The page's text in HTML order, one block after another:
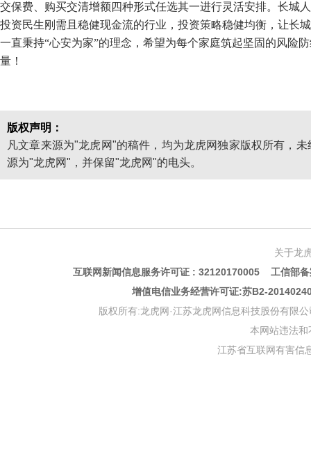
交保费、购买交清增额四种形式任选其一进行灵活安排。长城
投资民生刚需且稳健现金流的行业，投资策略稳健均衡，让长
一直秉持“心安为家”的理念，希望为每个家庭筑起坚固的风险
量！
版权声明：
凡文章来源为"龙虎网"的稿件，均为龙虎网独家版权所有，
源为"龙虎网"，并保留"龙虎网"的电头。
关于龙
互联网新闻信息服务许可证 : 32120170005 工信部
增值电信业务经营许可证:苏B2-
版权所有:龙虎网·江苏龙虎网信息科技股份有限
本网站违法
江苏省互联网有害